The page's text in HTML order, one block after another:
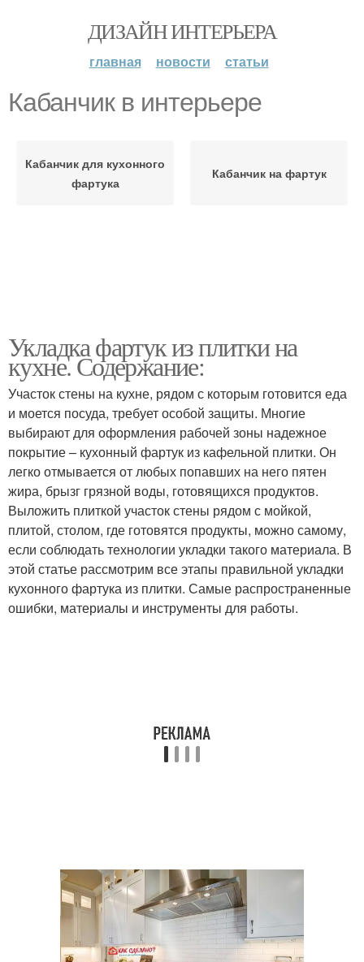
ДИЗАЙН ИНТЕРЬЕРА
главная новости статьи
Кабанчик в интерьере
Кабанчик для кухонного
фартука
Кабанчик на фартук
Укладка фартук из плитки на
кухне. Содержание:
Участок стены на кухне, рядом с которым готовится еда
и моется посуда, требует особой защиты. Многие
выбирают для оформления рабочей зоны надежное
покрытие – кухонный фартук из кафельной плитки. Он
легко отмывается от любых попавших на него пятен
жира, брызг грязной воды, готовящихся продуктов.
Выложить плиткой участок стены рядом с мойкой,
плитой, столом, где готовятся продукты, можно самому,
если соблюдать технологии укладки такого материала. В
этой статье рассмотрим все этапы правильной укладки
кухонного фартука из плитки. Самые распространенные
ошибки, материалы и инструменты для работы.